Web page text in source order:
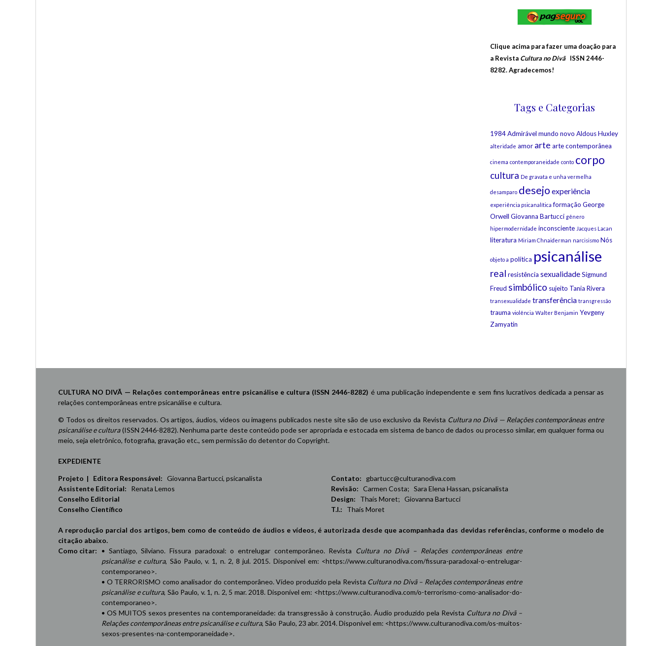
Clique acima para fazer uma doação para
a Revista Cultura no Divã ISSN 2446-
8282. Agradecemos!
Tags e Categorias
1984 Admirável mundo novo Aldous Huxley
alteridade amor arte arte contemporânea
cinema contemporaneidade conto corpo
cultura De gravata e unha vermelha
desamparo desejo experiência
experiência psicanalítica formação George
Orwell Giovanna Bartucci gênero
hipermodernidade inconsciente Jacques Lacan
literatura Miriam Chnaiderman narcisismo Nós
objeto a política psicanálise
real resistência sexualidade Sigmund
Freud simbólico sujeito Tania Rivera
transexualidade transferência transgressão
trauma violência Walter Benjamin Yevgeny
Zamyatin
CULTURA NO DIVÃ — Relações contemporâneas entre psicanálise e cultura (ISSN 2446-8282) é uma publicação independente e sem fins lucrativos dedicada a pensar as
relações contemporâneas entre psicanálise e cultura.
© Todos os direitos reservados. Os artigos, áudios, vídeos ou imagens publicados neste site são de uso exclusivo da Revista Cultura no Divã — Relações contemporâneas entre
psicanálise e cultura(ISSN 2446-8282). Nenhuma parte deste conteúdo pode ser apropriada e estocada em sistema de banco de dados ou processo similar, em qualquer forma ou
meio, seja eletrônico, fotografia, gravação etc., sem permissão do detentor do Copyright.
EXPEDIENTE
Projeto | Editora Responsável: Giovanna Bartucci, psicanalista
Assistente Editorial: Renata Lemos
Conselho Editorial
Conselho Científico
Contato: gbartucc@culturanodiva.com
Revisão: Carmen Costa; Sara Elena Hassan, psicanalista
Design: Thaís Moret; Giovanna Bartucci
T.I.: Thaís Moret
A reprodução parcial dos artigos, bem como de conteúdo de áudios e vídeos, é autorizada desde que acompanhada das devidas referências, conforme o modelo de
citação abaixo.
Como citar:
• Santiago, Silviano. Fissura paradoxal: o entrelugar contemporâneo. Revista Cultura no Divã – Relações contemporâneas entre
psicanálise e cultura, São Paulo, v. 1, n. 2, 8 jul. 2015. Disponível em: <https://www.culturanodiva.com/fissura-paradoxal-o-entrelugar-
contemporaneo>.
• O TERRORISMO como analisador do contemporâneo. Vídeo produzido pela Revista Cultura no Divã – Relações contemporâneas entre
psicanálise e cultura, São Paulo, v. 1, n. 2, 5 mar. 2018. Disponível em: <https://www.culturanodiva.com/o-terrorismo-como-analisador-do-
contemporaneo>.
• OS MUITOS sexos presentes na contemporaneidade: da transgressão à construção. Áudio produzido pela Revista Cultura no Divã –
Relações contemporâneas entre psicanálise e cultura, São Paulo, 23 abr. 2014. Disponível em: <https://www.culturanodiva.com/os-muitos-
sexos-presentes-na-contemporaneidade>.